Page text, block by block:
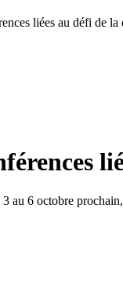
liées au défi de la
6 octobre